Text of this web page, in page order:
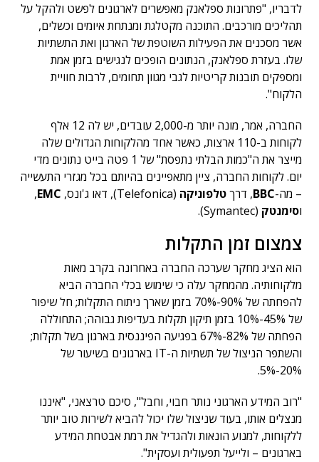
לדבריו, "פתרונות ספלאנק מאפשרים לארגונים לפשט ולהקל על
תהליכים מורכבים. התוכנה מקטלגת ומנתחת איומים וכשלים,
אשר מסכנים את הפעילות השוטפת של הארגון ואת התשתיות
שלו. בעזרת ספלאנק, הנתונים הופכים לנגישים בזמן אמת
ומספקים תובנות קריטיות לגבי מגוון תחומים, לרבות חוויית
הלקוח".
החברה, אמר, מונה יותר מ-2,000 עובדים, יש לה 12 אלף
לקוחות ב-110 ארצות, כאשר אחד מהלקוחות הגדולים שלה
מייצר את ה"כמות הבלתי נתפסת" של 1 פטה בייט נתונים מדי
יום. לקוחות החברה, ציין מתאפיינים בהיותם בכל מגזרי התעשייה
– מה-BBC, דרךטלפוניקה (Telefonica), דאו ג'ונס, EMC
,
וסימנטק (Symantec).
צמצום זמן התקלות
הוא הציג מחקר שערכה החברה באחרונה בקרב מאות
מלקוחותיה. מהמחקר עלה כי שימוש בכלי החברה הביא
להפחתה של 90%-70% בזמן שארך ניתוח התקלות; חל שיפור
של 45%-10% בזמן תיקון תקלות בעדיפות גבוהה; התחוללה
הפחתה של 82%-67% בפגיעה הפיננסית בארגון בשל תקלות;
והשתפר הניצול של תשתיות ה-IT בארגונים בשיעור של
20%-5%.
"רוב המידע הארגוני נותר חבוי, וחבל", סיכם טרצאני, "איננו
מנצלים אותו, בעוד שניצול שלו יכול להביא לשירות טוב יותר
ללקוחות, למנוע הונאות ולהגדיל את רמת אבטחת המידע
בארגונים – ולייעל תפעולית ועסקית".